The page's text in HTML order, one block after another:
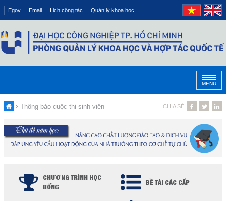
Egov Email Lịch công tác Quản lý khoa học
MENU
Thông báo cuộc thi sinh viên CHIA SẺ
CHƯƠNG TRÌNH HỌC
BỔNG
ĐỀ TÀI CÁC CẤP